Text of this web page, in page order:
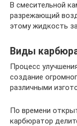
В смесительной
разрежающий
этому жидкость
Виды
Процесс
создание
различными
По времени
карбюратор